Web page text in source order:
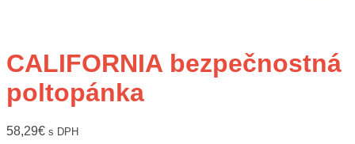
CALIFORNIA bezpečnostná
poltopánka
58,29€ s DPH